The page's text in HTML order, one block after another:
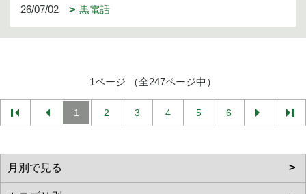
26/07/02 黒電話
1ページ （全247ページ中）
1 2 3 4 5 6